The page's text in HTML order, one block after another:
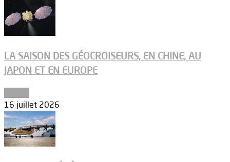
LA SAISON DES GÉOCROISEURS, EN CHINE, AU
JAPON ET EN EUROPE
16 juillet 2026